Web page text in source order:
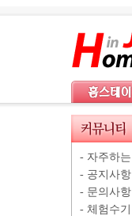
- 자주하
- 공지사항
- 문의사항
- 체험수기